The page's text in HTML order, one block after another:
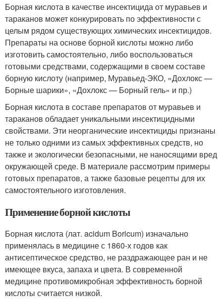
Борная кислота в качестве инсектицида от муравьев и
тараканов может конкурировать по эффективности с
целым рядом существующих химических инсектицидов.
Препараты на основе борной кислоты можно либо
изготовить самостоятельно, либо воспользоваться
готовыми средствами, содержащими в своем составе
борную кислоту (например, Муравьед-ЭКО, «Дохлокс —
Борные шарики», «Дохлокс — Борный гель» и пр.)
Борная кислота в составе препаратов от муравьев и
тараканов обладает уникальными инсектицидными
свойствами. Эти неорганические инсектициды признаны
не только одними из самых эффективных средств, но
также и экологически безопасными, не наносящими вред
окружающей среде. В материале рассмотрим примеры
готовых препаратов, а также базовые рецепты для их
самостоятельного изготовления.
Применение борной кислоты
Борная кислота (лат. acidum Boricum) изначально
применялась в медицине с 1860-х годов как
антисептическое средство, не раздражающее ран и не
имеющее вкуса, запаха и цвета. В современной
медицине противомикробная эффективность борной
кислоты считается низкой.